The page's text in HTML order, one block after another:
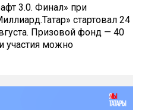
3.0. Финал» при
стартовал 24
Призовой фонд — 40
участия можно